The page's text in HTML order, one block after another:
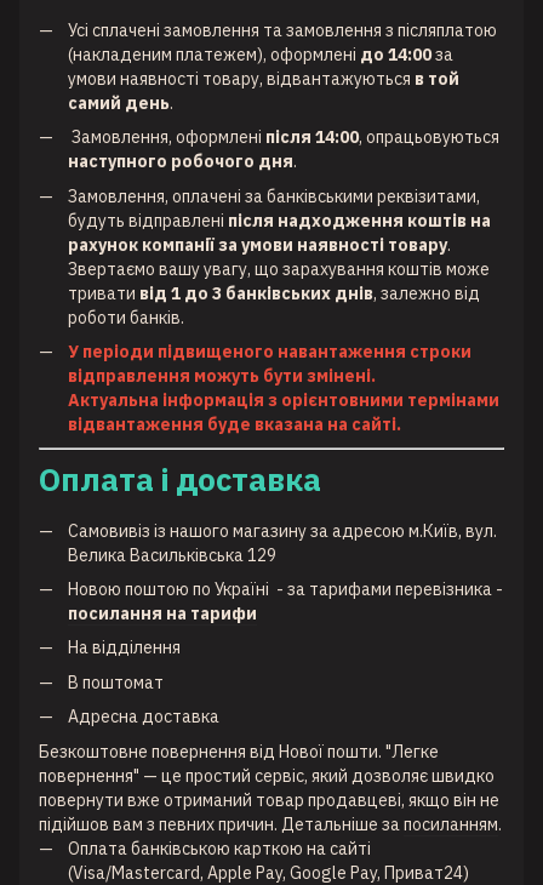
Усі сплачені замовлення та замовлення з післяплатою
(накладеним платежем), оформлені до 14:00за
умови наявності товару, відвантажуються в той
самий день.
Замовлення, оформлені після 14:00, опрацьовуються
наступного робочого дня.
Замовлення, оплачені за банківськими реквізитами,
будуть відправлені після надходження коштів на
рахунок компанії за умови наявності товару.
Звертаємо вашу увагу, що зарахування коштів може
тривати від 1 до 3 банківських днів, залежно від
роботи банків.
У періоди підвищеного навантаження строки
відправлення можуть бути змінені.
Актуальна інформація з орієнтовними термінами
відвантаження буде вказана на сайті.
Оплата і доставка
Самовивіз із нашого магазину за адресою м.Київ, вул.
Велика Васильківська 129
Новою поштою по Україні - за тарифами перевізника -
посилання на тарифи
На відділення
В поштомат
Адресна доставка
Безкоштовне повернення від Нової пошти. "Легке
повернення" — це простий сервіс, який дозволяє швидко
повернути вже отриманий товар продавцеві, якщо він не
підійшов вам з певних причин. Детальніше за посиланням.
Оплата банківською карткою на сайті
(Visa/Mastercard, Apple Pay, Google Pay, Приват24)